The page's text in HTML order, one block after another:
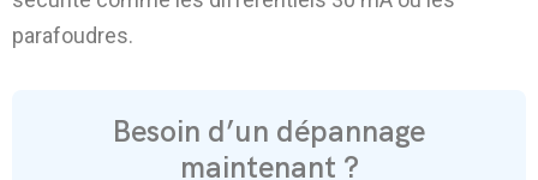
parafoudres.
Besoin d’un dépannage
maintenant ?